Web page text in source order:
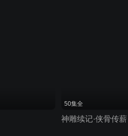
50集全
神雕续记·侠骨传薪